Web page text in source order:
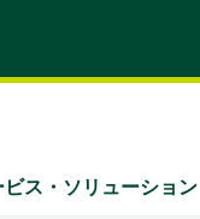
ビス・ソリューション